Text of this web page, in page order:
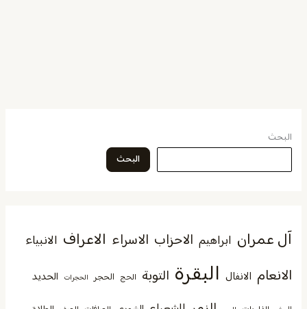
البحث
البحث
آل عمران ابراهيم الاحزاب الاسراء الاعراف الانبياء
الانعام الانفال البقرة التوبة الحج الحجر الحجرات الحديد